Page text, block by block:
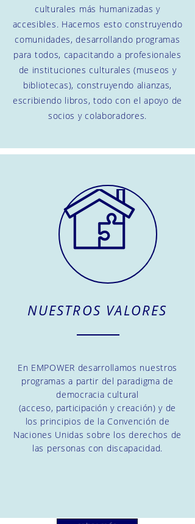
culturales más humanizadas y
accesibles. Hacemos esto construyendo
comunidades, desarrollando programas
para todos, capacitando a profesionales
de instituciones culturales (museos y
bibliotecas), construyendo alianzas,
escribiendo libros, todo con el apoyo de
socios y colaboradores.
NUESTROS VALORES
En EMPOWER desarrollamos nuestros
programas a partir del paradigma de
democracia cultural
(acceso, participación y creación) y de
los principios de la Convención de
Naciones Unidas sobre los derechos de
las personas con discapacidad.